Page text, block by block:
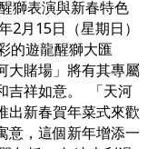
獅表演與新春特色
2月15日（星期日）
的遊龍醒獅大匯
大賭場」將有其專屬
吉祥如意。 「天河
出新春賀年菜式來歡
意，這個新年增添一